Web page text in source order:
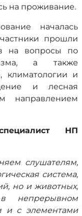
на проживание.
началась
прошли
на вопросы по
а также
климатологии и
и лесная
направлением
НП
слушателям,
система,
но и животных,
непрерывном
и с элементами